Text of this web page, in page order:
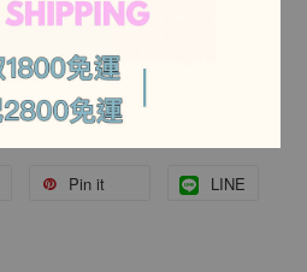
-
Pin it LINE